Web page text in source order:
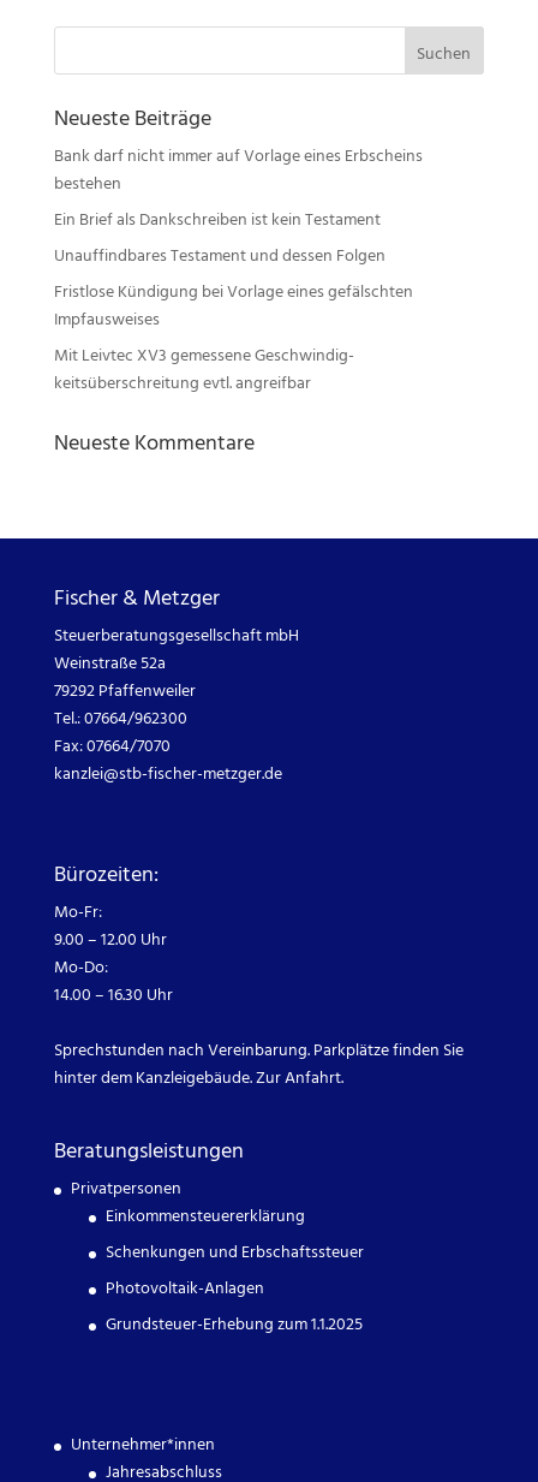
Suchen
Neueste Beiträge
Bank darf nicht immer auf Vorlage eines Erbscheins
bestehen
Ein Brief als Dankschreiben ist kein Testament
Unauffindbares Testament und dessen Folgen
Fristlose Kündigung bei Vorlage eines gefälschten
Impfausweises
Mit Leivtec XV3 gemessene Geschwindig-
keitsüberschreitung evtl. angreifbar
Neueste Kommentare
Fischer & Metzger
Steuerberatungsgesellschaft mbH
Weinstraße 52a
79292 Pfaffenweiler
Tel.: 07664/962300
Fax: 07664/7070
kanzlei@stb-fischer-metzger.de
Bürozeiten:
Mo-Fr:
9.00 – 12.00 Uhr
Mo-Do:
14.00 – 16.30 Uhr
Sprechstunden nach Vereinbarung. Parkplätze finden Sie
hinter dem Kanzleigebäude.Zur Anfahrt.
Beratungsleistungen
Privatpersonen
Einkommensteuererklärung
Schenkungen und Erbschaftssteuer
Photovoltaik-Anlagen
Grundsteuer-Erhebung zum 1.1.2025
Unternehmer*innen
Jahresabschluss